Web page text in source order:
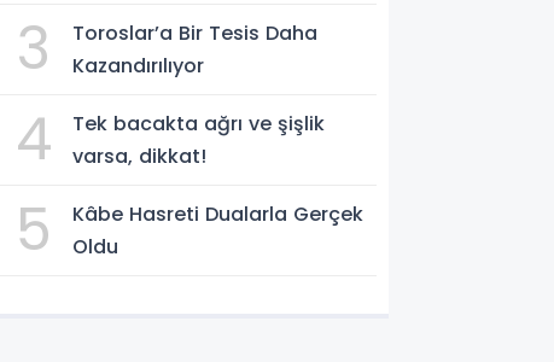
3
Toroslar’a Bir Tesis Daha
Kazandırılıyor
4
Tek bacakta ağrı ve şişlik
varsa, dikkat!
5
Kâbe Hasreti Dualarla Gerçek
Oldu